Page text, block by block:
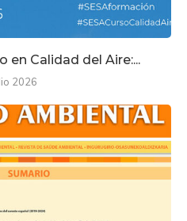
en Calidad del Aire:...
2026